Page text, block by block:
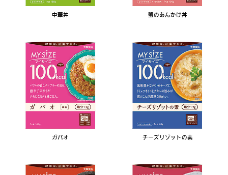
中華丼 蟹のあんかけ丼
ガパオ チーズリゾットの素